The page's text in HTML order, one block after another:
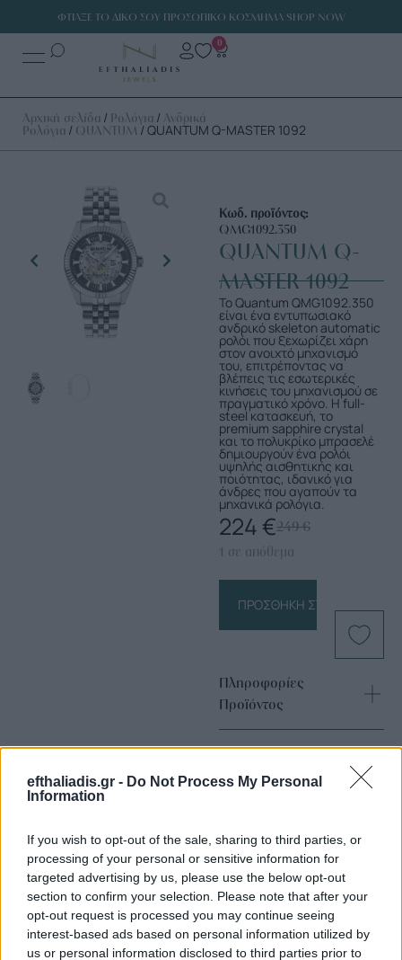
efthaliadis.gr - Do Not Process My Personal
Information
If you wish to opt-out of the sale, sharing to third parties, or
processing of your personal or sensitive information for
targeted advertising by us, please use the below opt-out
section to confirm your selection. Please note that after your
opt-out request is processed you may continue seeing
interest-based ads based on personal information utilized by
us or personal information disclosed to third parties prior to
ΦΤΙΑΞΕ ΤΟ ΔΙΚΟ ΣΟΥ ΠΡΟΣΩΠΙΚΟ ΚΟΣΜΗΜΑ SHOP NOW
0
Αρχική σελίδα / Ρολόγια / Ανδρικά
Ρολόγια / QUANTUM / QUANTUM Q-MASTER 1092
Κωδ. προϊόντος:
QMG1092.350
QUANTUM Q-
MASTER 1092
Το Quantum QMG1092.350
είναι ένα εντυπωσιακό
ανδρικό skeleton automatic
ρολόι που ξεχωρίζει χάρη
στον ανοιχτό μηχανισμό
του, επιτρέποντας να
βλέπεις τις εσωτερικές
κινήσεις του μηχανισμού σε
πραγματικό χρόνο. Η full-
steel κατασκευή, το
premium sapphire crystal
και το πολυκρίκο μπρασελέ
δημιουργούν ένα ρολόι
υψηλής αισθητικής και
ποιότητας, ιδανικό για
άνδρες που αγαπούν τα
μηχανικά ρολόγια.
249€
224 €
1 σε απόθεμα
ΠΡΟΣΘΉΚΗ ΣΤΟ ΚΑΛΆΘΙ
Πληροφορίες
Προϊόντος
Επιλογές Που Ταιριάζουν
Ανακαλύψτε τα κοσμήματα που αγαπήθηκαν περισσότερο!
Εδώ θα βρείτε τις κορυφαίες επιλογές που ξεχωρίζουν για